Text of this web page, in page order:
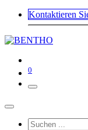
Kontaktieren
0